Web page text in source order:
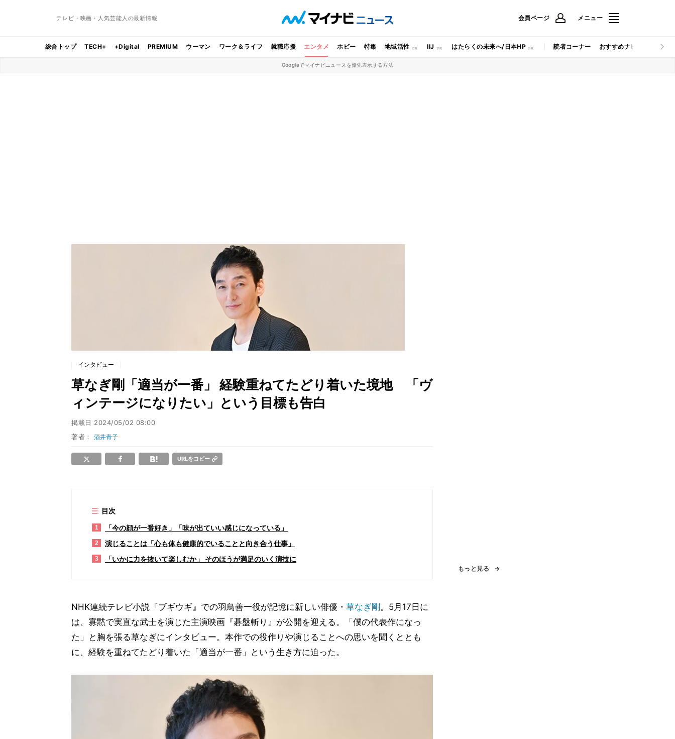
テレビ・映画・人気芸能人の最新情報 会員ページ メニュー
総合トップ TECH+ +Digital PREMIUM ウーマン ワーク＆ライフ 就職応援 エンタメ ホビー 特集 地域活性 IIJ はたらくの未来へ/日本HP 読者コーナー おすすめナビ マイナビ
Googleでマイナビニュースを優先表示する方法
インタビュー
草なぎ剛「適当が一番」 経験重ねてたどり着いた境地 「ヴ
ィンテージになりたい」という目標も告白
掲載日 2024/05/02 08:00
著者：酒井青子
URLをコピー
目次
1 「今の顔が一番好き」「味が出ていい感じになっている」
2 演じることは「心も体も健康的でいることと向き合う仕事」
3 「いかに力を抜いて楽しむか」 そのほうが満足のいく演技に
NHK連続テレビ小説『ブギウギ』での羽鳥善一役が記憶に新しい俳優・ 草なぎ剛 。5月17日に
は、寡黙で実直な武士を演じた主演映画『碁盤斬り』が公開を迎える。「僕の代表作になっ
た」と胸を張る草なぎにインタビュー。本作での役作りや演じることへの思いを聞くととも
に、経験を重ねてたどり着いた「適当が一番」という生き方に迫った。
もっと見る